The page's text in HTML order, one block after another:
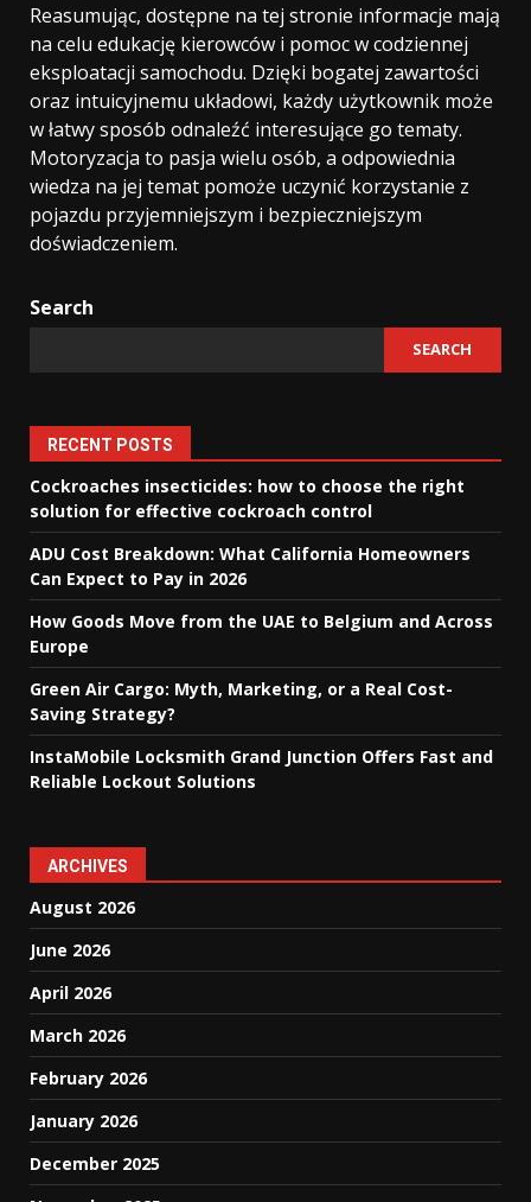
Reasumując, dostępne na tej stronie informacje mają
na celu edukację kierowców i pomoc w codziennej
eksploatacji samochodu. Dzięki bogatej zawartości
oraz intuicyjnemu układowi, każdy użytkownik może
w łatwy sposób odnaleźć interesujące go tematy.
Motoryzacja to pasja wielu osób, a odpowiednia
wiedza na jej temat pomoże uczynić korzystanie z
pojazdu przyjemniejszym i bezpieczniejszym
doświadczeniem.
Search
SEARCH
RECENT POSTS
Cockroaches insecticides: how to choose the right
solution for effective cockroach control
ADU Cost Breakdown: What California Homeowners
Can Expect to Pay in 2026
How Goods Move from the UAE to Belgium and Across
Europe
Green Air Cargo: Myth, Marketing, or a Real Cost-
Saving Strategy?
InstaMobile Locksmith Grand Junction Offers Fast and
Reliable Lockout Solutions
ARCHIVES
August 2026
June 2026
April 2026
March 2026
February 2026
January 2026
December 2025